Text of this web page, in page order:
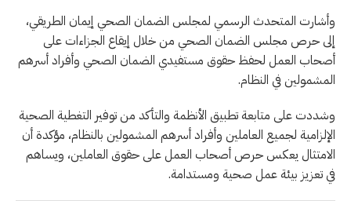
وأشارت المتحدث الرسمي لمجلس الضمان الصحي إيمان الطريقي،
إلى حرص مجلس الضمان الصحي من خلال إيقاع الجزاءات على
أصحاب العمل لحفظ حقوق مستفيدي الضمان الصحي وأفراد أسرهم
المشمولين في النظام.
وشددت على متابعة تطبيق الأنظمة والتأكد من توفير التغطية الصحية
الإلزامية لجميع العاملين وأفراد أسرهم المشمولين بالنظام، مؤكدة أن
الامتثال يعكس حرص أصحاب العمل على حقوق العاملين، ويساهم
في تعزيز بيئة عمل صحية ومستدامة.